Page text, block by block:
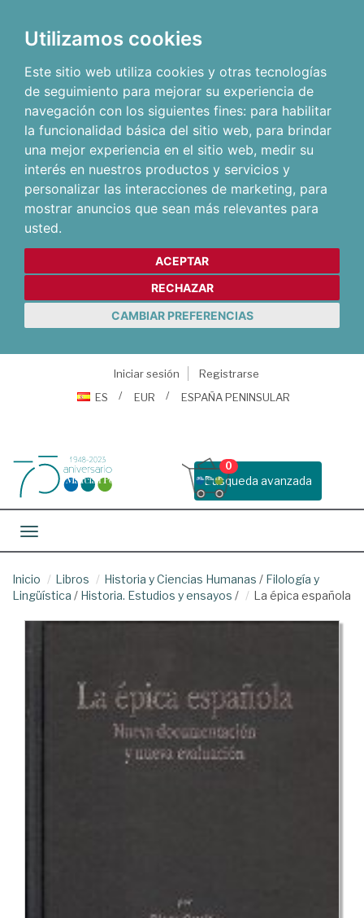
Utilizamos cookies
Este sitio web utiliza cookies y otras tecnologías
de seguimiento para mejorar su experiencia de
navegación con los siguientes fines: para habilitar
la funcionalidad básica del sitio web, para brindar
una mejor experiencia en el sitio web, medir su
interés en nuestros productos y servicios y
personalizar las interacciones de marketing, para
mostrar anuncios que sean más relevantes para
usted.
ACEPTAR
RECHAZAR
CAMBIAR PREFERENCIAS
Iniciar sesión
Registrarse
ES
EUR ESPAÑA PENINSULAR
Busqueda avanzada
0
Toggle navigation
Inicio Libros Historia y Ciencias Humanas / Filología y
Lingüística / Historia. Estudios y ensayos / La épica española